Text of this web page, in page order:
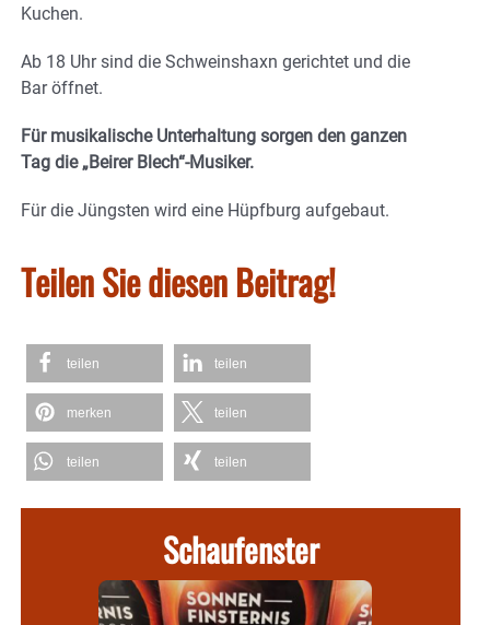
Kuchen.
Ab 18 Uhr sind die Schweinshaxn gerichtet und die
Bar öffnet.
Für musikalische Unterhaltung sorgen den ganzen
Tag die „Beirer Blech“-Musiker.
Für die Jüngsten wird eine Hüpfburg aufgebaut.
Teilen Sie diesen Beitrag!
teilen teilen
merken teilen
teilen teilen
Schaufenster